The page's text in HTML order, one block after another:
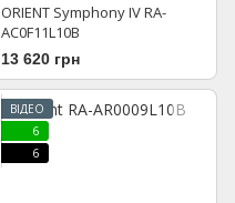
ORIENT Symphony IV RA-
AC0F11L10B
13 620 грн
ВІДЕО
6
6